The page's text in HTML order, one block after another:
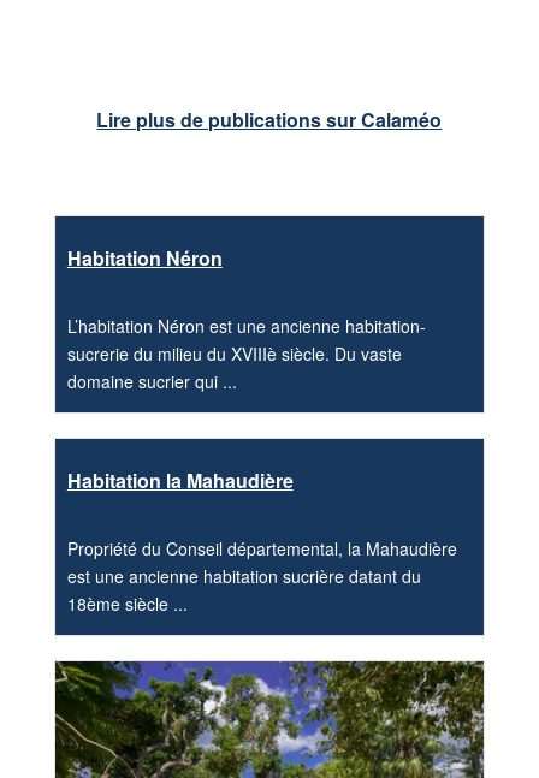
Lire plus de publications sur Calaméo
Habitation Néron
L’habitation Néron est une ancienne habitation-
sucrerie du milieu du XVIIIè siècle. Du vaste
domaine sucrier qui ...
Habitation la Mahaudière
Propriété du Conseil départemental, la Mahaudière
est une ancienne habitation sucrière datant du
18ème siècle ...